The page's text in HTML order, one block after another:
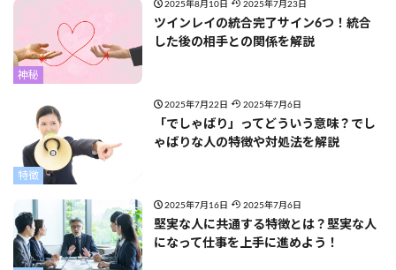
神秘
2025年8月10日 2025年7月23日
ツインレイの統合完了サイン6つ！統合
した後の相手との関係を解説
特徴
2025年7月22日 2025年7月6日
「でしゃばり」ってどういう意味？でし
ゃばりな人の特徴や対処法を解説
2025年7月16日 2025年7月6日
堅実な人に共通する特徴とは？堅実な人
になって仕事を上手に進めよう！